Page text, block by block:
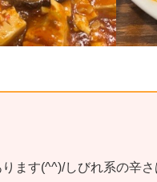
ます(^^)/しびれ系の辛